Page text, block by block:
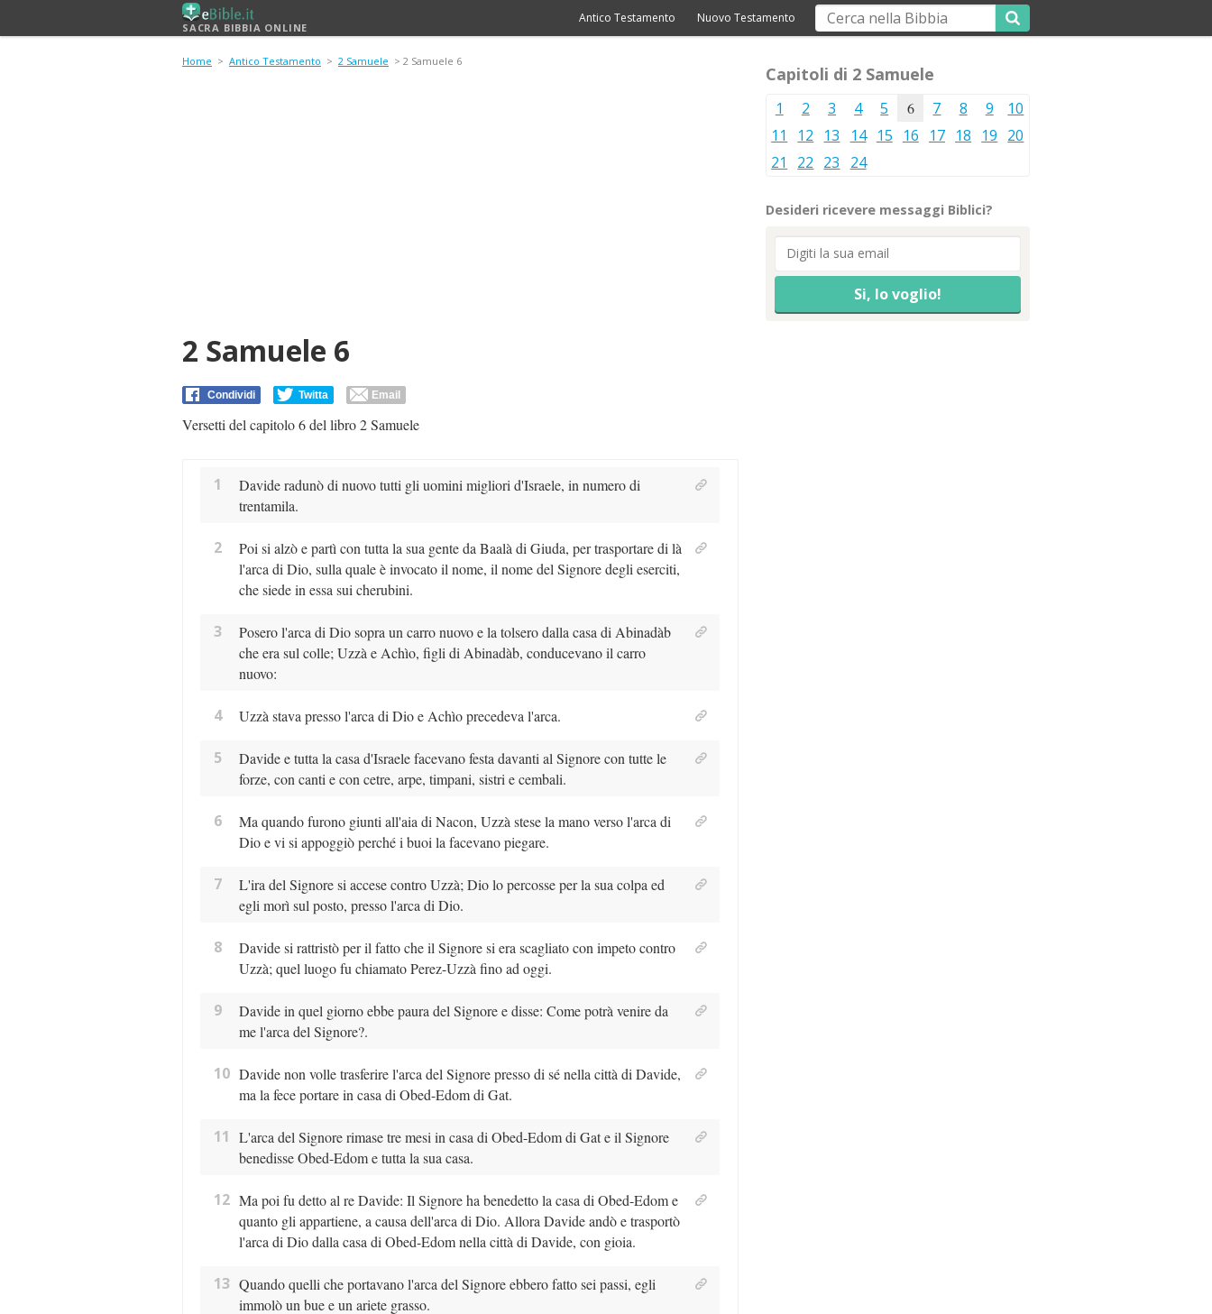
SACRA BIBBIA ONLINE
Antico Testamento Nuovo Testamento
Home > Antico Testamento > 2 Samuele > 2 Samuele 6
2 Samuele 6
Condividi Twitta Email
Versetti del capitolo 6 del libro 2 Samuele
1
Davide radunò di nuovo tutti gli uomini migliori d'Israele, in numero di
trentamila.
2
Poi si alzò e partì con tutta la sua gente da Baalà di Giuda, per trasportare di là
l'arca di Dio, sulla quale è invocato il nome, il nome del Signore degli eserciti,
che siede in essa sui cherubini.
3
Posero l'arca di Dio sopra un carro nuovo e la tolsero dalla casa di Abinadàb
che era sul colle; Uzzà e Achìo, figli di Abinadàb, conducevano il carro
nuovo:
4 Uzzà stava presso l'arca di Dio e Achìo precedeva l'arca.
5
Davide e tutta la casa d'Israele facevano festa davanti al Signore con tutte le
forze, con canti e con cetre, arpe, timpani, sistri e cembali.
6
Ma quando furono giunti all'aia di Nacon, Uzzà stese la mano verso l'arca di
Dio e vi si appoggiò perché i buoi la facevano piegare.
7
L'ira del Signore si accese contro Uzzà; Dio lo percosse per la sua colpa ed
egli morì sul posto, presso l'arca di Dio.
8
Davide si rattristò per il fatto che il Signore si era scagliato con impeto contro
Uzzà; quel luogo fu chiamato Perez-Uzzà fino ad oggi.
9
Davide in quel giorno ebbe paura del Signore e disse: Come potrà venire da
me l'arca del Signore?.
10 Davide non volle trasferire l'arca del Signore presso di sé nella città di Davide,
ma la fece portare in casa di Obed-Edom di Gat.
11 L'arca del Signore rimase tre mesi in casa di Obed-Edom di Gat e il Signore
benedisse Obed-Edom e tutta la sua casa.
12 Ma poi fu detto al re Davide: Il Signore ha benedetto la casa di Obed-Edom e
quanto gli appartiene, a causa dell'arca di Dio. Allora Davide andò e trasportò
l'arca di Dio dalla casa di Obed-Edom nella città di Davide, con gioia.
13 Quando quelli che portavano l'arca del Signore ebbero fatto sei passi, egli
immolò un bue e un ariete grasso.
Capitoli di 2 Samuele
1 2 3 4 5 6 7 8 9
10
11
12 13 14 15 16 17 18 19 20
21
22 23 24
Desideri ricevere messaggi Biblici?